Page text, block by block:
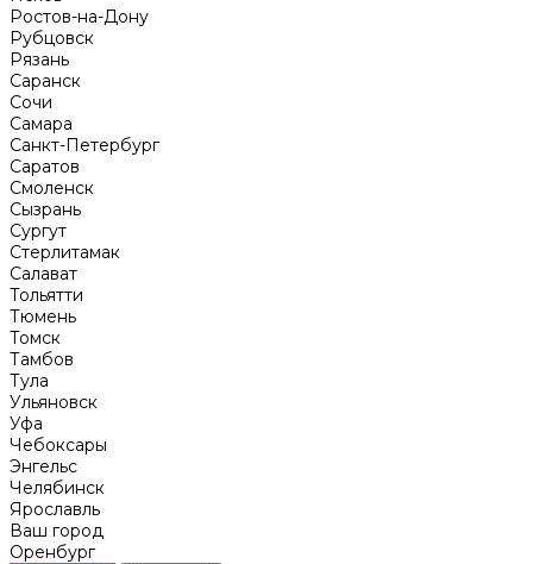
Ростов-на-Дону
Рубцовск
Рязань
Саранск
Сочи
Самара
Санкт-Петербург
Саратов
Смоленск
Сызрань
Сургут
Стерлитамак
Салават
Тольятти
Тюмень
Томск
Тамбов
Тула
Ульяновск
Уфа
Чебоксары
Энгельс
Челябинск
Ярославль
Ваш город
Оренбург